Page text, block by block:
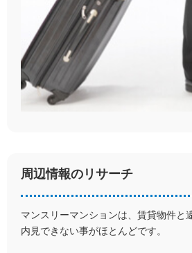
周辺情報のリサーチ
マンスリーマンションは、賃貸物件と
内見できない事がほとんどです。